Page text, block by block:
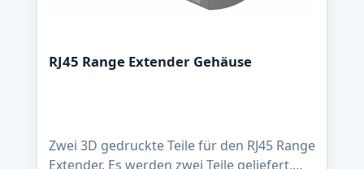
RJ45 Range Extender Gehäuse
Zwei 3D gedruckte Teile für den RJ45 Range
Extender. Es werden zwei Teile geliefert,